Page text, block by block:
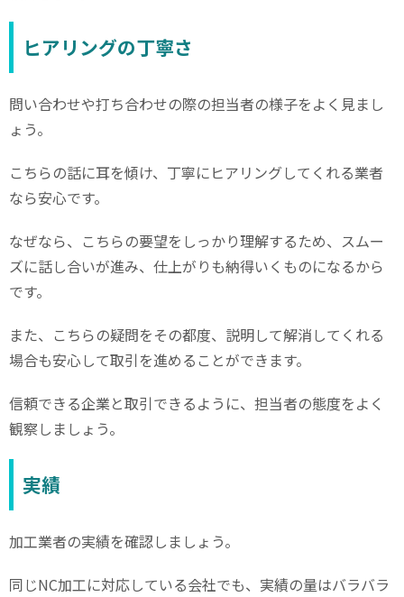
ヒアリングの丁寧さ
問い合わせや打ち合わせの際の担当者の様子をよく見まし
ょう。
こちらの話に耳を傾け、丁寧にヒアリングしてくれる業者
なら安心です。
なぜなら、こちらの要望をしっかり理解するため、スムー
ズに話し合いが進み、仕上がりも納得いくものになるから
です。
また、こちらの疑問をその都度、説明して解消してくれる
場合も安心して取引を進めることができます。
信頼できる企業と取引できるように、担当者の態度をよく
観察しましょう。
実績
加工業者の実績を確認しましょう。
同じNC加工に対応している会社でも、実績の量はバラバラ